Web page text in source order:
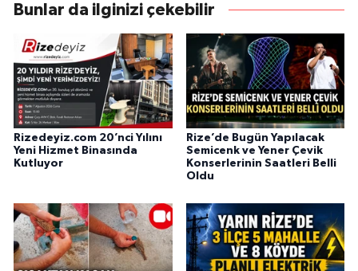
Bunlar da ilginizi çekebilir
Rizedeyiz.com 20’nci Yılını
Yeni Hizmet Binasında
Kutluyor
Rize’de Bugün Yapılacak
Semicenk ve Yener Çevik
Konserlerinin Saatleri Belli
Oldu